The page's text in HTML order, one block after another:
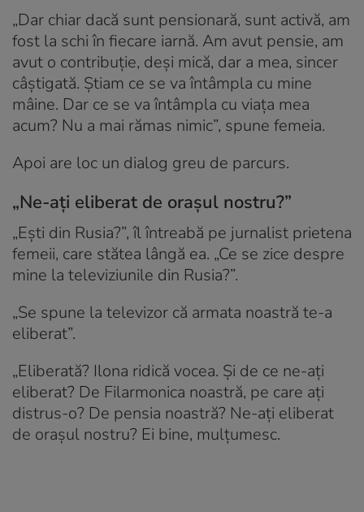
„Dar chiar dacă sunt pensionară, sunt activă, am
fost la schi în fiecare iarnă. Am avut pensie, am
avut o contribuție, deși mică, dar a mea, sincer
câștigată. Știam ce se va întâmpla cu mine
mâine. Dar ce se va întâmpla cu viața mea
acum? Nu a mai rămas nimic”, spune femeia.
Apoi are loc un dialog greu de parcurs.
„Ne-ați eliberat de orașul nostru?”
„Ești din Rusia?”, îl întreabă pe jurnalist prietena
femeii, care stătea lângă ea. „Ce se zice despre
mine la televiziunile din Rusia?”.
„Se spune la televizor că armata noastră te-a
eliberat”.
„Eliberată? Ilona ridică vocea. Și de ce ne-ați
eliberat? De Filarmonica noastră, pe care ați
distrus-o? De pensia noastră? Ne-ați eliberat
de orașul nostru? Ei bine, mulțumesc.